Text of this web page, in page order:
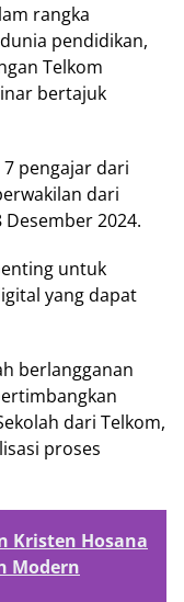
rangka
pendidikan,
Telkom
bertajuk
pengajar dari
dari
2024.
untuk
yang dapat
berlangganan
dari Telkom,
proses
Kristen Hosana
Modern